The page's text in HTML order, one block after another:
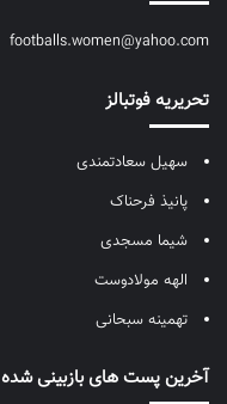
footballs.women@yahoo.com
تحریریه فوتبالز
سهیل سعادتمندی
پانیذ فرحناک
شیما مسجدی
الهه مولادوست
تهمینه سبحانی
آخرین پست های بازبینی شده